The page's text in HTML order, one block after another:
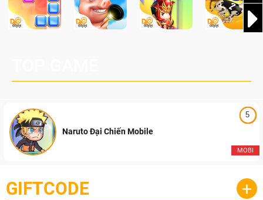
5
MOBI
Naruto Đại Chiến Mobile
GIFTCODE +